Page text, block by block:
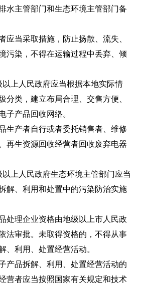
水主管部门和生态环境主管部门备
应当采取措施，防止扬散、流失、
污染，不得在运输过程中丢弃、倾
上人民政府应当根据本地实际情
分类，建立布局合理、交售方便、
子产品回收网络。
生产者自行或者委托销售者、维修
再生资源回收经营者回收废弃电器
上人民政府生态环境主管部门应当
解、利用和处置中的污染防治实施
处理企业资格由地级以上市人民政
法审批。未取得资格的，不得从事
、利用、处置经营活动。
产品拆解、利用、处置经营活动的
营者应当按照国家有关规定和技术